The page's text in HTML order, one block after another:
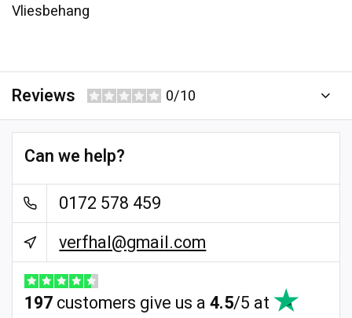
Vliesbehang
Reviews 0/10
Can we help?
0172 578 459
verfhal@gmail.com
197customers give us a4.5/5 at